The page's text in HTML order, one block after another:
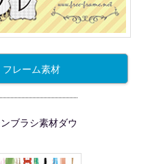
フレーム素材
ブラシ素材ダウ